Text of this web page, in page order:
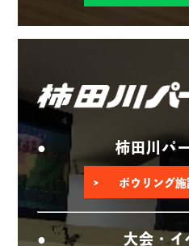
柿田川パ
ボウリング
大会・